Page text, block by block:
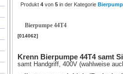
Produkt 4 von 5 in der Kategorie
Bierpumpe 44T4
[014062]
Krenn Bierpumpe 44T4 samt
samt Handgriff, 400V (wahlweise